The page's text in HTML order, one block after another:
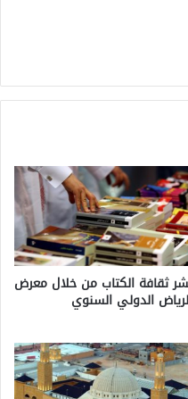
ثقافة الكتاب من خلال معرض
الدولي السنوي